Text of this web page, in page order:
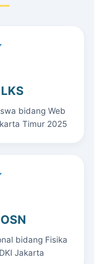
bidang Web
Timur 2025
bidang Fisika
Jakarta